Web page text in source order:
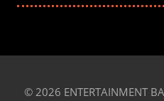
© 2026 ENTERTAINMENT